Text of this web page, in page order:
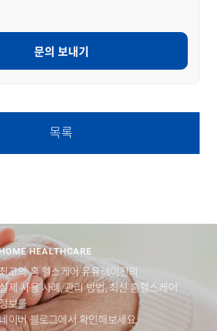
문의 보내기
목록
HEALTHCARE
고의 홈 헬스케어 유유테이진의
실제 사용 사례, 관리 방법, 최신 홈헬스케어
보를
이버 블로그에서 확인해보세요.